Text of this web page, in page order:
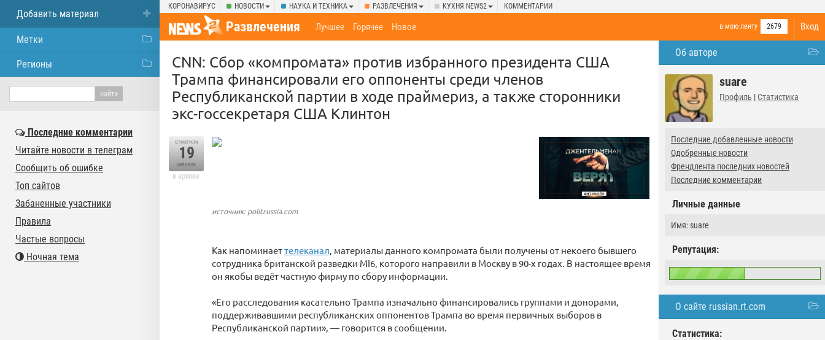
КОРОНАВИРУС НОВОСТИ НАУКА И ТЕХНИКА РАЗВЛЕЧЕНИЯ КУХНЯ NEWS2 КОММЕНТАРИИ
Вход
Развлечения в мою ленту 2679
Лучшее Горячее Новое
Об авторе
suare
Профиль | Статистика
Последние добавленные новости
Одобренные новости
Френдлента последних новостей
Последние комментарии
Личные данные
Имя: suare
Репутация:
О сайте russian.rt.com
Статистика:
CNN: Сбор «компромата» против избранного президента США
Трампа финансировали его оппоненты среди членов
Республиканской партии в ходе праймериз, а также сторонники
экс-госсекретаря США Клинтон
отметили
19
человек
в архиве
источник: politrussia.com
Как напоминаеттелеканал , материалы данного компромата были получены от некоего бывшего
сотрудника британской разведки MI6, которого направили в Москву в 90-х годах. В настоящее время
он якобы ведёт частную фирму по сбору информации.
«Его расследования касательно Трампа изначально финансировались группами и донорами,
поддерживавшими республиканских оппонентов Трампа во время первичных выборов в
Республиканской партии», — говорится в сообщении.
Добавить материал
Метки
Регионы
Последние комментарии
Читайте новости в телеграм
Сообщить об ошибке
Топ сайтов
Забаненные участники
Правила
Частые вопросы
Ночная тема